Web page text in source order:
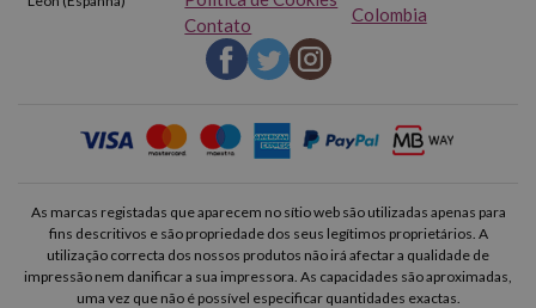
Contato
Colombia
As marcas registadas que aparecem no sítio web são utilizadas apenas para
fins descritivos e são propriedade dos seus legítimos proprietários. A
utilização correcta dos nossos produtos não irá afectar a qualidade de
impressão nem danificar a sua impressora. As capacidades são aproximadas,
uma vez que não é possível especificar quantidades exactas.